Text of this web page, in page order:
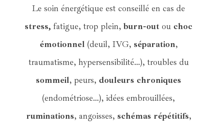
Le soin énergétique est conseillé en cas de
stress, fatigue, trop plein, burn-out ou choc
émotionnel(deuil, IVG, séparation,
traumatisme, hypersensibilité…), troubles du
sommeil, peurs, douleurs chroniques
(endométriose…), idées embrouillées,
ruminations, angoisses, schémas répétitifs,